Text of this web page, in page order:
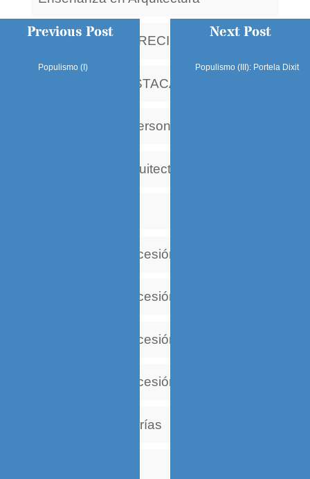
ENTRADA MAS RECIENTE
ENTRADAS DESTACADAS
Evocaciones y personas
Historia de la Arquitectura
Secuencia 1 (Sucesión temática)
Secuencia 2 (Sucesión temática)
Secuencia 3 (Sucesión temática)
Secuencia 4 (Sucesión temática)
Todas las categorías
Previous Post
Populismo (I)
Next Post
Populismo (III): Portela Dixit